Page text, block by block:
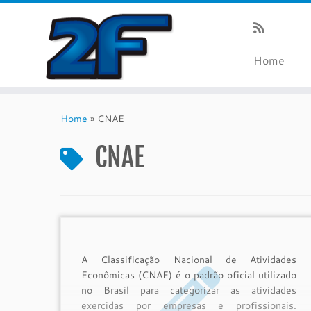
Home
Home » CNAE
CNAE
A Classificação Nacional de Atividades
Econômicas (CNAE) é o padrão oficial utilizado
no Brasil para categorizar as atividades
exercidas por empresas e profissionais.